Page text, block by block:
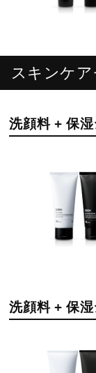
スキンケア
洗顔料 + 保
洗顔料 + 保